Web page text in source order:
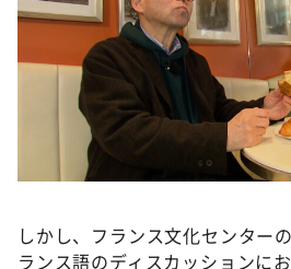
しかし、フランス文化センター
ランス語のディスカッションに